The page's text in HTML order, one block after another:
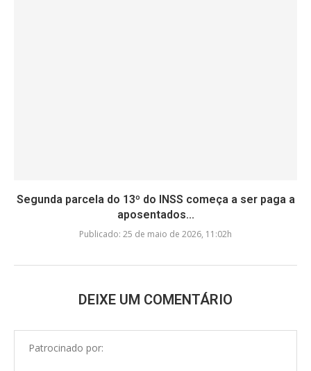
Segunda parcela do 13º do INSS começa a ser paga a
aposentados...
Publicado: 25 de maio de 2026, 11:02h
DEIXE UM COMENTÁRIO